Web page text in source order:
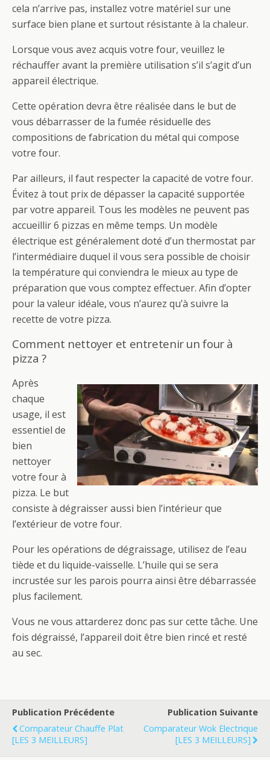
cela n’arrive pas, installez votre matériel sur une
surface bien plane et surtout résistante à la chaleur.
Lorsque vous avez acquis votre four, veuillez le
réchauffer avant la première utilisation s’il s’agit d’un
appareil électrique.
Cette opération devra être réalisée dans le but de
vous débarrasser de la fumée résiduelle des
compositions de fabrication du métal qui compose
votre four.
Par ailleurs, il faut respecter la capacité de votre four.
Évitez à tout prix de dépasser la capacité supportée
par votre appareil. Tous les modèles ne peuvent pas
accueillir 6 pizzas en même temps. Un modèle
électrique est généralement doté d’un thermostat par
l’intermédiaire duquel il vous sera possible de choisir
la température qui conviendra le mieux au type de
préparation que vous comptez effectuer. Afin d’opter
pour la valeur idéale, vous n’aurez qu’à suivre la
recette de votre pizza.
Comment nettoyer et entretenir un four à
pizza ?
Après
chaque
usage, il est
essentiel de
bien
nettoyer
votre four à
pizza. Le but
consiste à dégraisser aussi bien l’intérieur que
l’extérieur de votre four.
Pour les opérations de dégraissage, utilisez de l’eau
tiède et du liquide-vaisselle. L’huile qui se sera
incrustée sur les parois pourra ainsi être débarrassée
plus facilement.
Vous ne vous attarderez donc pas sur cette tâche. Une
fois dégraissé, l’appareil doit être bien rincé et resté
au sec.
Publication Précédente
Comparateur Chauffe Plat
[LES 3 MEILLEURS]
Publication Suivante
Comparateur Wok Electrique
[LES 3 MEILLEURS]